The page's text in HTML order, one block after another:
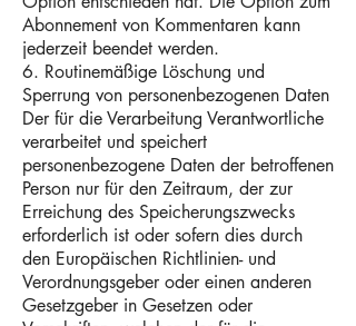
Abonnement von Kommentaren kann
jederzeit beendet werden.
6. Routinemäßige Löschung und
Sperrung von personenbezogenen Daten
Der für die Verarbeitung Verantwortliche
verarbeitet und speichert
personenbezogene Daten der betroffenen
Person nur für den Zeitraum, der zur
Erreichung des Speicherungszwecks
erforderlich ist oder sofern dies durch
den Europäischen Richtlinien- und
Verordnungsgeber oder einen anderen
Gesetzgeber in Gesetzen oder